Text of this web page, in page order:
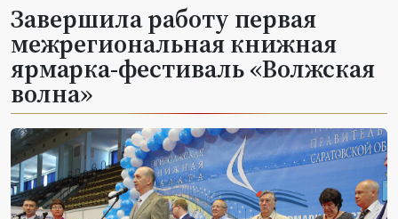
Завершила работу первая
межрегиональная книжная
ярмарка-фестиваль «Волжская
волна»